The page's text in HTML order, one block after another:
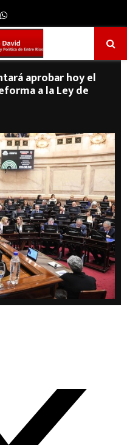
Whatsapp
aprobar hoy el
a la Ley de